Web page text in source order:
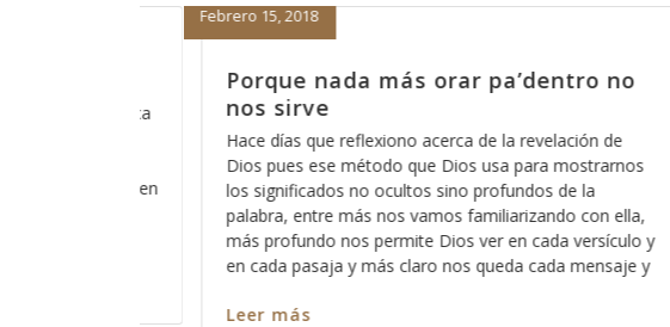
Porque no es una opción, sino
porque es inevitable
Febrero 14, 2018
Por alguna razón cuando pensamos en acercarnos a
Dios, antes de que venga a nuestra mente el hecho de
estar con Dios, nos asalta el pensamiento acerca de
nuestro pecado y vemos difícil el hecho de dejarlo y
vemos difícil el hecho de estar a la “altura” de la
situación como para ser aceptos delante
Leer más